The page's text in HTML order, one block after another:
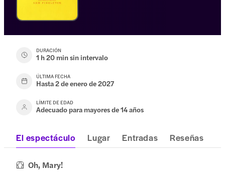
DURACIÓN
1 h 20 min sin intervalo
ÚLTIMA FECHA
Hasta 2 de enero de 2027
LÍMITE DE EDAD
Adecuado para mayores de 14 años
El espectáculo Lugar Entradas Reseñas
Oh, Mary!